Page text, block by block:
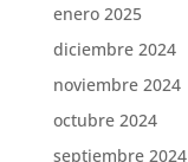
enero 2025
diciembre 2024
noviembre 2024
octubre 2024
septiembre 2024